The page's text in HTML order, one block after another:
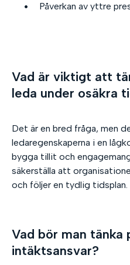
Påverkan av yttre
Vad är viktigt att
leda under osäkra
Det är en bred fråga, men
ledaregenskaperna i en
bygga tillit och
säkerställa att
och följer en tydlig tidsplan.
Vad bör man tänka
intäktsansvar?